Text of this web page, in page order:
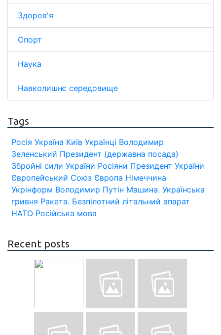
Здоров'я
Спорт
Наука
Навколишнє середовище
Tags
Росія Україна Київ Українці Володимир
Зеленський Президент (державна посада)
Збройні сили України Росіяни Президент України
Європейський Союз Європа Німеччина
Укрінформ Володимир Путін Машина. Українська
гривня Ракета. Безпілотний літальний апарат
НАТО Російська мова
Recent posts